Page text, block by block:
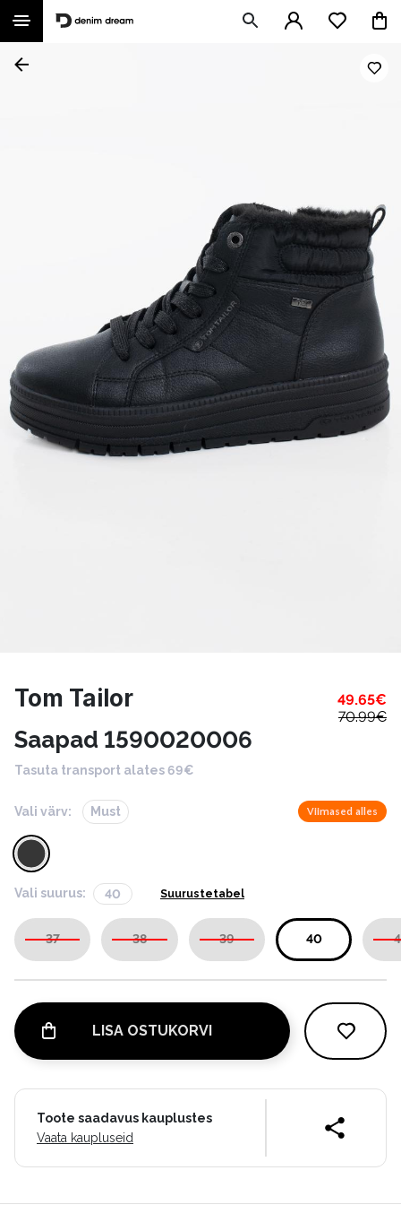
Tom Tailor 49.65€
70.99€
Saapad 1590020006
Tasuta transport alates 69€
Vali värv: Must Viimased alles
Vali suurus: 40 Suurustetabel
37 38 39 40
LISA OSTUKORVI
Toote saadavus kauplustes
Vaata kaupluseid